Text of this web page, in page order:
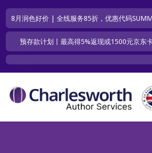
8月润色好价 | 全线服务85折，优惠代码
预存款计划丨最高得5%返现或1500元京东